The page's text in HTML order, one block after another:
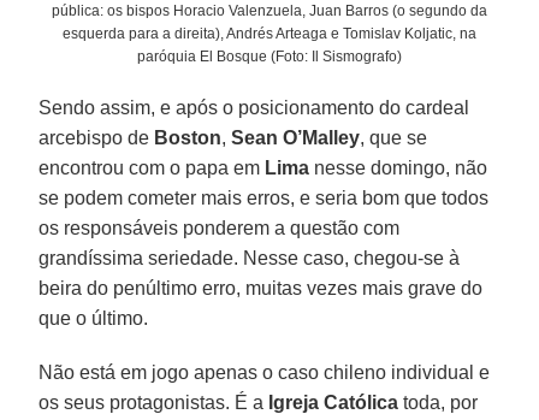
pública: os bispos Horacio Valenzuela, Juan Barros (o segundo da
esquerda para a direita), Andrés Arteaga e Tomislav Koljatic, na
paróquia El Bosque (Foto: Il Sismografo)
Sendo assim, e após o posicionamento do cardeal
arcebispo de Boston,Sean O’Malley, que se
encontrou com o papa em Lima nesse domingo, não
se podem cometer mais erros, e seria bom que todos
os responsáveis ponderem a questão com
grandíssima seriedade. Nesse caso, chegou-se à
beira do penúltimo erro, muitas vezes mais grave do
que o último.
Não está em jogo apenas o caso chileno individual e
os seus protagonistas. É a Igreja Católica toda, por